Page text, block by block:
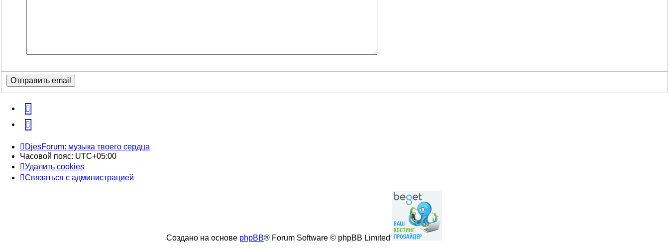
vk
Telegram
DjesForum: музыка твоего сердца
Часовой пояс: UTC+05:00
Удалить cookies
Связаться с администрацией
Создано на основе phpBB® Forum Software © phpBB Limited